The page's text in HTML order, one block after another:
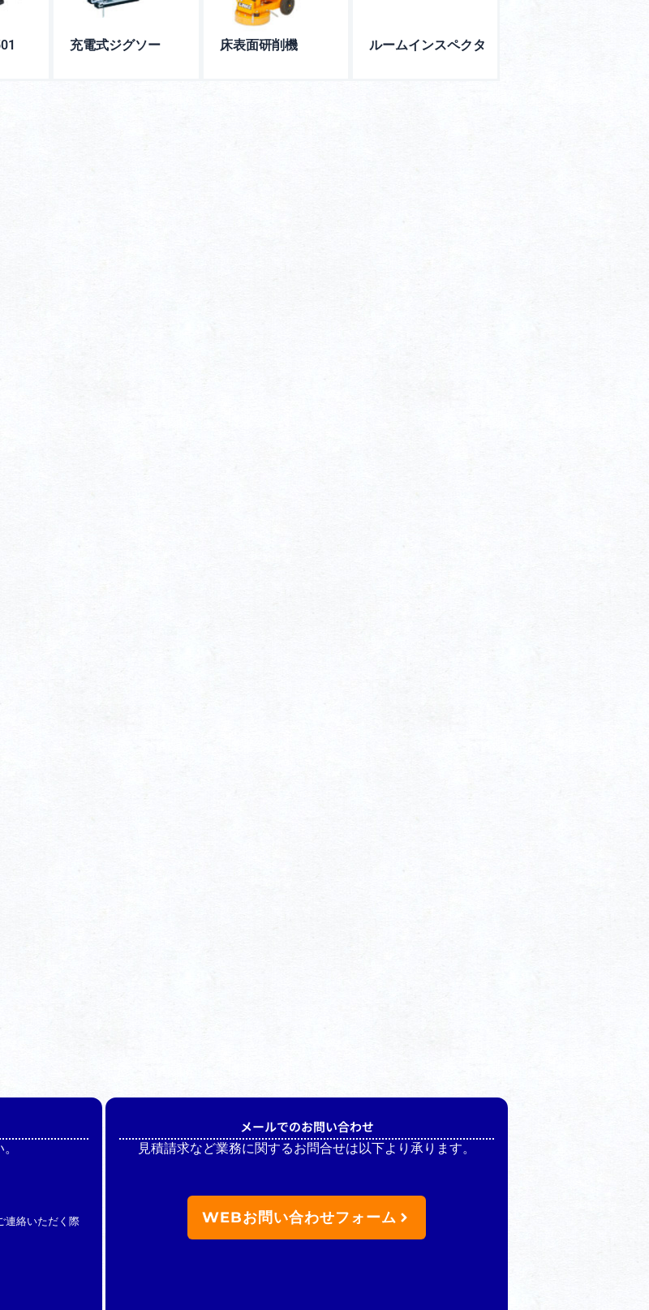
充電式ジグソー 床表面研削機 ルームインスペクタ
絡いただく際
メールでのお問い合わせ
見積請求など業務に関するお問合せは以下より承ります。
WEBお問い合わせフォーム